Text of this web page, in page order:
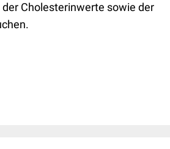
Cholesterinwerte sowie der